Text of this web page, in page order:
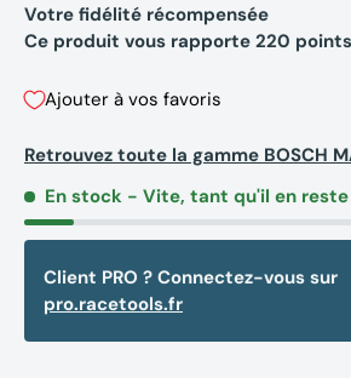
Votre fidélité récompensée
Ce produit vous rapporte 220
Ajouter à vos favoris
Retrouvez toute la gamme BOSCH
En stock - Vite, tant qu'il en reste
Client PRO ? Connectez-vous sur
pro.racetools.fr